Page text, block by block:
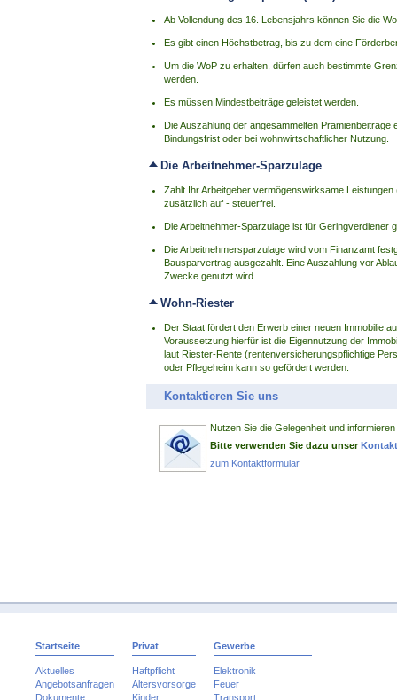
Ab Vollendung des 16. Lebensjahrs können Sie die
Es gibt einen Höchstbetrag, bis zu dem eine
Um die WoP zu erhalten, dürfen auch bestimmte
werden.
Es müssen Mindestbeiträge geleistet werden.
Die Auszahlung der angesammelten
Bindungsfrist oder bei wohnwirtschaftlicher Nutzung.
Die Arbeitnehmer-Sparzulage
Zahlt Ihr Arbeitgeber vermögenswirksame
zusätzlich auf - steuerfrei.
Die Arbeitnehmer-Sparzulage ist für Geringverdiener
Die Arbeitnehmersparzulage wird vom Finanzamt
Bausparvertrag ausgezahlt. Eine Auszahlung vor
Zwecke genutzt wird.
Wohn-Riester
Der Staat fördert den Erwerb einer neuen Immobilie
Voraussetzung hierfür ist die Eigennutzung der
laut Riester-Rente (rentenversicherungspflichtige
oder Pflegeheim kann so gefördert werden.
Kontaktieren Sie uns
Nutzen Sie die Gelegenheit und
Bitte verwenden Sie dazu unser
zum Kontaktformular
Startseite
Aktuelles
Angebotsanfragen
Dokumente
Privat
Haftpflicht
Altersvorsorge
Kinder
Gewerbe
Elektronik
Feuer
Transport